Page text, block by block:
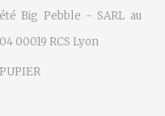
Big Pebble - SARL au
00019 RCS Lyon